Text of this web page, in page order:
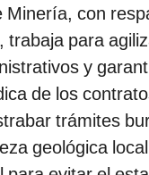
Minería, con
trabaja para
y
de los
trámites
geológica